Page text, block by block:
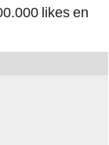
likes en